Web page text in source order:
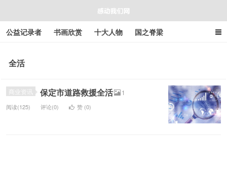
公益记录者 书画欣赏 十大人物 国之脊梁
全活
商业资讯 保定市道路救援全活 1
阅读(125) 评论(0) 赞 (0)